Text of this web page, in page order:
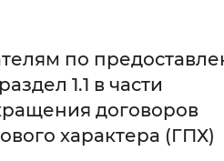
С засечками
между буквами
Увеличенный
по
1.1 в части
договоров
характера (ГПХ)